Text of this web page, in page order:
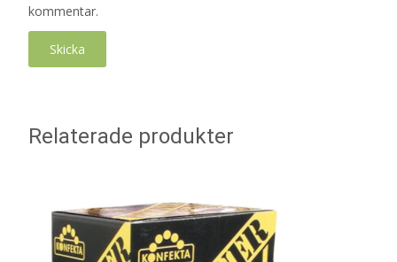
kommentar.
Relaterade produkter